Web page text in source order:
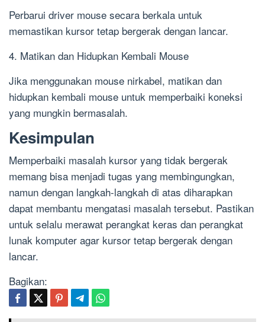
Perbarui driver mouse secara berkala untuk
memastikan kursor tetap bergerak dengan lancar.
4. Matikan dan Hidupkan Kembali Mouse
Jika menggunakan mouse nirkabel, matikan dan
hidupkan kembali mouse untuk memperbaiki koneksi
yang mungkin bermasalah.
Kesimpulan
Memperbaiki masalah kursor yang tidak bergerak
memang bisa menjadi tugas yang membingungkan,
namun dengan langkah-langkah di atas diharapkan
dapat membantu mengatasi masalah tersebut. Pastikan
untuk selalu merawat perangkat keras dan perangkat
lunak komputer agar kursor tetap bergerak dengan
lancar.
Bagikan: